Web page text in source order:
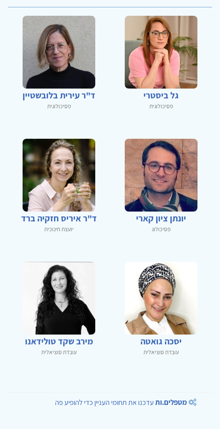
גל ביסטרי
פסיכולוגית
ד"ר עירית בלובשטיין
פסיכולוגית
יונתן ציון קארי
פסיכולוג
ד"ר איריס חזקיה ברד
יועצת חינוכית
יסכה גואטה
עובדת סוציאלית
מירב שקד טולידאנו
עובדת סוציאלית
מטפלים.ותעדכנו את תחומי העניין כדי להופיע פה